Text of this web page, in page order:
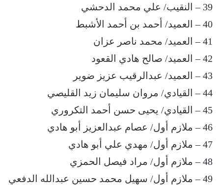
39 – النقيب/ علي محمد الدحشي
40 – العميد/ أحمد بن أحمد الأشبط
41 – العميد/ محمد ناصر عزان
42 – العميد/ صالح هادي القعود
43 – العميد/ عبدالرقيب عزيز ضوير
44 – القيادي/ مروان سليمان زيد القليصي
45 – القيادي/ يحيى حسن أحمد التكروري
46 – ملازم أول/ عصام عبدالعزيز أبو هادي
47 – ملازم أول/ مهدي علي أبو هادي
48 – ملازم أول/ مراد فيصل الحمزي
49 – ملازم أول/ سهيل محمد حسين عبدالله الدفعي